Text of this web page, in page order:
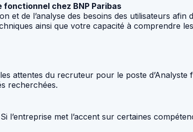
chez BNP Paribas
et de l’analyse des besoins des utilisateurs
ainsi que votre capacité à comprendre
attentes du recruteur pour le poste
recherchées.
met l’accent sur certaines